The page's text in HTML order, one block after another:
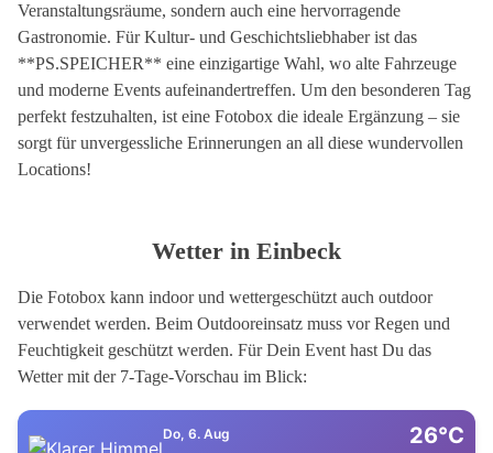
Veranstaltungsräume, sondern auch eine hervorragende
Gastronomie. Für Kultur- und Geschichtsliebhaber ist das
**PS.SPEICHER** eine einzigartige Wahl, wo alte Fahrzeuge
und moderne Events aufeinandertreffen. Um den besonderen Tag
perfekt festzuhalten, ist eine Fotobox die ideale Ergänzung – sie
sorgt für unvergessliche Erinnerungen an all diese wundervollen
Locations!
Wetter in Einbeck
Die Fotobox kann indoor und wettergeschützt auch outdoor
verwendet werden. Beim Outdooreinsatz muss vor Regen und
Feuchtigkeit geschützt werden. Für Dein Event hast Du das
Wetter mit der 7-Tage-Vorschau im Blick:
Do, 6. Aug 26°C